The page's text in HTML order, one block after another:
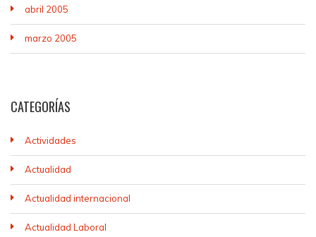
abril 2005
marzo 2005
CATEGORÍAS
Actividades
Actualidad
Actualidad internacional
Actualidad Laboral